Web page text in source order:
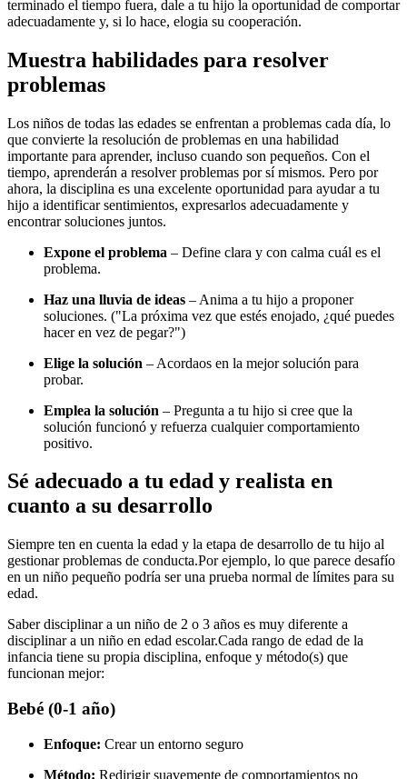
terminado el tiempo fuera, dale a tu hijo la oportunidad de comportar
adecuadamente y, si lo hace, elogia su cooperación.
Muestra habilidades para resolver
problemas
Los niños de todas las edades se enfrentan a problemas cada día, lo
que convierte la resolución de problemas en una habilidad
importante para aprender, incluso cuando son pequeños. Con el
tiempo, aprenderán a resolver problemas por sí mismos. Pero por
ahora, la disciplina es una excelente oportunidad para ayudar a tu
hijo a identificar sentimientos, expresarlos adecuadamente y
encontrar soluciones juntos.
Expone el problema – Define clara y con calma cuál es el
problema.
Haz una lluvia de ideas – Anima a tu hijo a proponer
soluciones. ("La próxima vez que estés enojado, ¿qué puedes
hacer en vez de pegar?")
Elige la solución – Acordaos en la mejor solución para
probar.
Emplea la solución – Pregunta a tu hijo si cree que la
solución funcionó y refuerza cualquier comportamiento
positivo.
Sé adecuado a tu edad y realista en
cuanto a su desarrollo
Siempre ten en cuenta la edad y la etapa de desarrollo de tu hijo al
gestionar problemas de conducta.Por ejemplo, lo que parece desafío
en un niño pequeño podría ser una prueba normal de límites para su
edad.
Saber disciplinar a un niño de 2 o 3 años es muy diferente a
disciplinar a un niño en edad escolar.Cada rango de edad de la
infancia tiene su propia disciplina, enfoque y método(s) que
funcionan mejor:
Bebé (0-1 año)
Enfoque: Crear un entorno seguro
Método: Redirigir suavemente de comportamientos no